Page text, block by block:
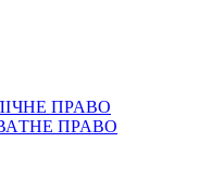
ПРАВО
ПРАВО